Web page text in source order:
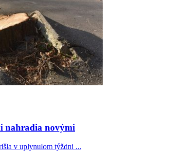
nahradia novými
v uplynulom týždni ...